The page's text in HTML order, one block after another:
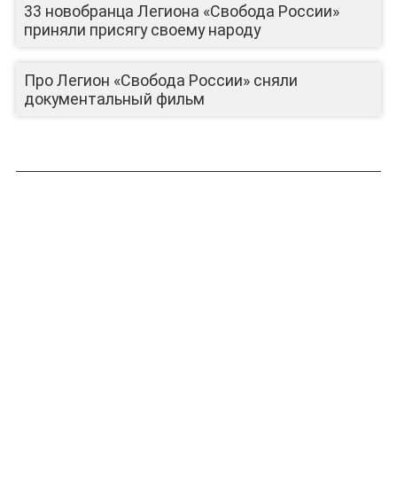
33 новобранца Легиона «Свобода России»
приняли присягу своему народу
Про Легион «Свобода России» сняли
документальный фильм